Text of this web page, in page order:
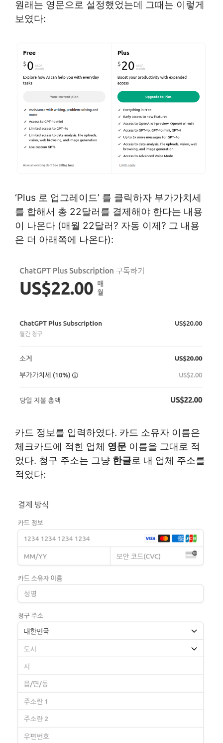
원래는 영문으로 설정했었는데 그때는 이렇게
보였다:
‘Plus 로 업그레이드’ 를 클릭하자 부가가치세
를 합해서 총 22달러를 결제해야 한다는 내용
이 나온다 (매월 22달러? 자동 이제? 그 내용
은 더 아래쪽에 나온다):
카드 정보를 입력하였다. 카드 소유자 이름은
체크카드에 적힌 업체 영문 이름을 그대로 적
었다. 청구 주소는 그냥 한글로 내 업체 주소를
적었다: